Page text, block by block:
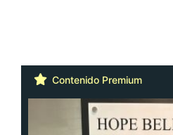
Contenido Premium